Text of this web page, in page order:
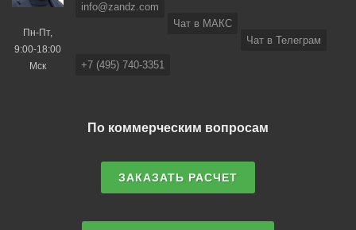
Пн-Пт,
9:00-18:00
Мск
info@zandz.com
Чат в МАКС
Чат в Телеграм
+7 (495) 740-3351
По коммерческим вопросам
ЗАКАЗАТЬ РАСЧЕТ